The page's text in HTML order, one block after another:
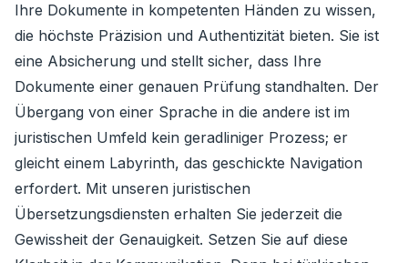
Ihre Dokumente in kompetenten Händen zu wissen,
die höchste Präzision und Authentizität bieten. Sie ist
eine Absicherung und stellt sicher, dass Ihre
Dokumente einer genauen Prüfung standhalten. Der
Übergang von einer Sprache in die andere ist im
juristischen Umfeld kein geradliniger Prozess; er
gleicht einem Labyrinth, das geschickte Navigation
erfordert. Mit unseren juristischen
Übersetzungsdiensten erhalten Sie jederzeit die
Gewissheit der Genauigkeit. Setzen Sie auf diese